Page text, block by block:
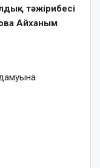
тәжірибесі
Айханым